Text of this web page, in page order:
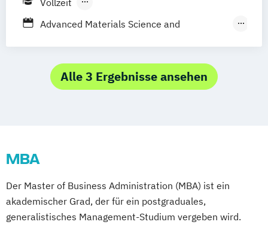
Biomedizinische Analytik
Communication Design
Digital Entrepreneurship
Diätologie
Electronics and Computer Engineering
Mobilitäts- und Umweltmanagement
Energy Technologies
Engineering and Production Management
Vollzeit
Berufsbegleitendes Präsenzstudium
Advanced Materials Science and
Angewandte Geowissenschaften
Industrial Data Science
Industrial Management and Business
Administration
Alle 3 Ergebnisse ansehen
MBA
Der Master of Business Administration (MBA) ist ein
akademischer Grad, der für ein postgraduales,
generalistisches Management-Studium vergeben wird.